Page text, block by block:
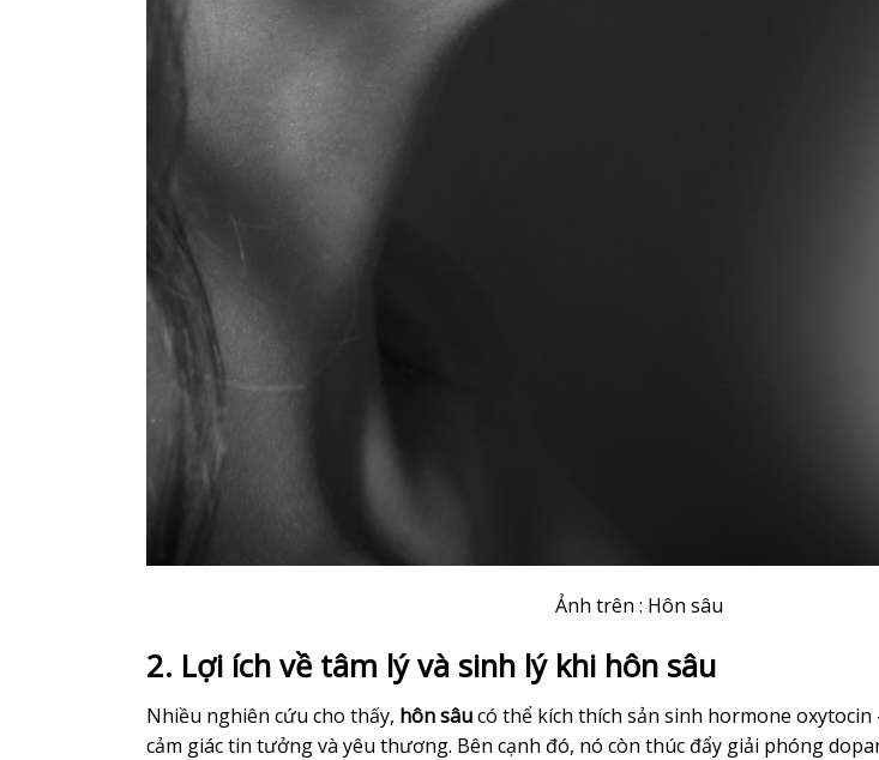
Ảnh trên : Hôn sâu
2. Lợi ích về tâm lý và sinh lý khi hôn sâu
Nhiều nghiên cứu cho thấy, hôn sâucó thể kích thích sản sinh hormone
cảm giác tin tưởng và yêu thương. Bên cạnh đó, nó còn thúc đẩy giải phóng